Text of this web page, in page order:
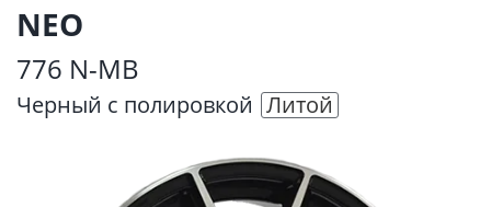
NEO
776 N-MB
Черный с полировкой Литой